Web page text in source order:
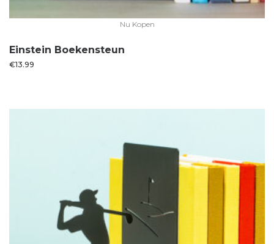
Nu Kopen
Einstein Boekensteun
€13.99